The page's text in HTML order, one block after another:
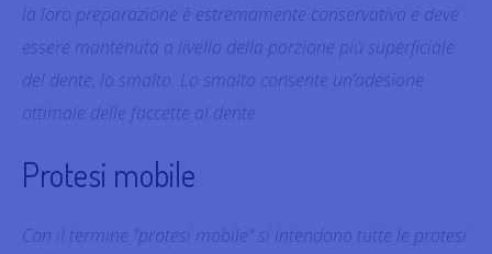
la loro preparazione è estremamente conservativa e deve
essere mantenuta a livello della porzione più superficiale
del dente, lo smalto. Lo smalto consente un’adesione
ottimale delle faccette al dente.
Protesi mobile
Con il termine "protesi mobile" si intendono tutte le protesi